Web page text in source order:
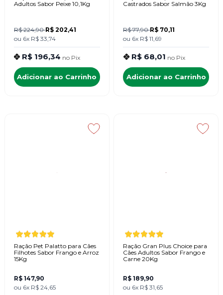
Adultos Sabor Peixe 10,1Kg
R$ 224,90R$ 202,41
ou 6x R$ 33,74
R$ 196,34 no Pix
Adicionar ao Carrinho
Castrados Sabor Salmão 3Kg
R$ 77,90R$ 70,11
ou 6x R$ 11,69
R$ 68,01 no Pix
Adicionar ao Carrinho
Ração Pet Palatto para Cães
Filhotes Sabor Frango e Arroz
15Kg
R$ 147,90
ou 6x R$ 24,65
Ração Gran Plus Choice para
Cães Adultos Sabor Frango e
Carne 20Kg
R$ 189,90
ou 6x R$ 31,65